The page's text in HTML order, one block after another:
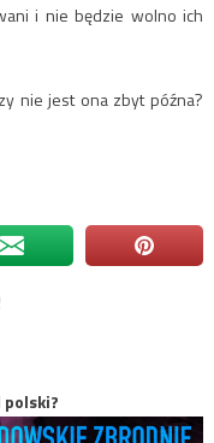
i nie będzie wolno ich
nie jest ona zbyt późna?
polski?